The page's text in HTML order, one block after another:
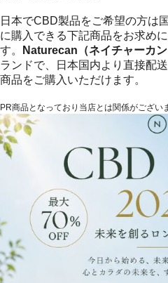
日本でCBD製品をご希望の方は
に購入できる下記商品をお求め
す。
Naturecan（ネイチャーカン
ランドで、日本国内より直接配
商品をご購入いただけます。
PR商品となっており当店とは関係がござい